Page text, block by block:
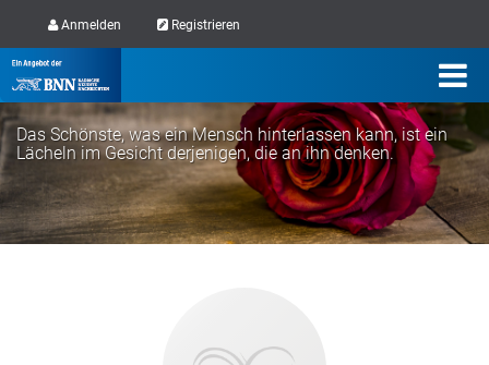
Anmelden Registrieren
Das Schönste, was ein Mensch hinterlassen kann, ist ein
Lächeln im Gesicht derjenigen, die an ihn denken.